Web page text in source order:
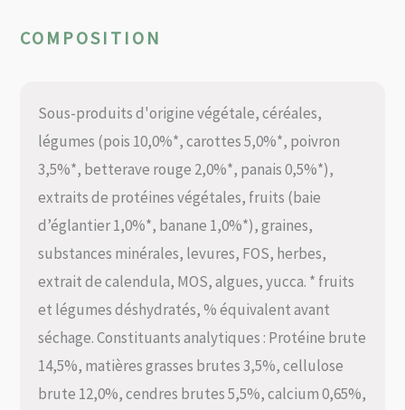
COMPOSITION
Sous-produits d'origine végétale, céréales,
légumes (pois 10,0%*, carottes 5,0%*, poivron
3,5%*, betterave rouge 2,0%*, panais 0,5%*),
extraits de protéines végétales, fruits (baie
d’églantier 1,0%*, banane 1,0%*), graines,
substances minérales, levures, FOS, herbes,
extrait de calendula, MOS, algues, yucca. * fruits
et légumes déshydratés, % équivalent avant
séchage. Constituants analytiques : Protéine brute
14,5%, matières grasses brutes 3,5%, cellulose
brute 12,0%, cendres brutes 5,5%, calcium 0,65%,